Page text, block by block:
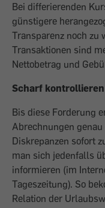
Bei differierenden
günstigere
Transparenz noch zu
Transaktionen sind
Nettobetrag und
Scharf kontrollieren
Bis diese Forderung
Abrechnungen
Diskrepanzen sofort
man sich jedenfalls
informieren (im
Tageszeitung). So
Relation der